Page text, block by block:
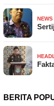
NEWS
BERITA